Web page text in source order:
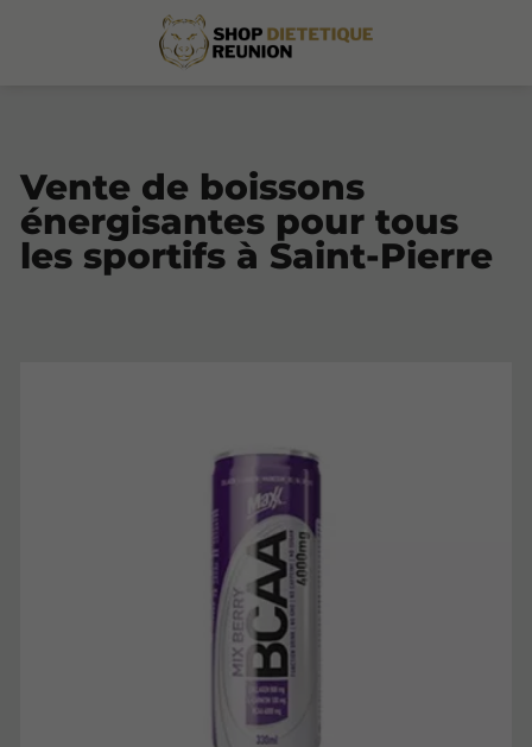
Vente de boissons
énergisantes pour tous
les sportifs à Saint-Pierre